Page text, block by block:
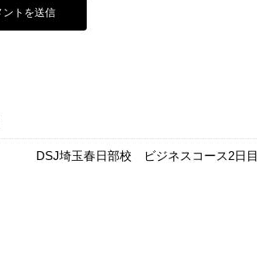
DSJ埼玉春日部校 ビジネスコース2日目